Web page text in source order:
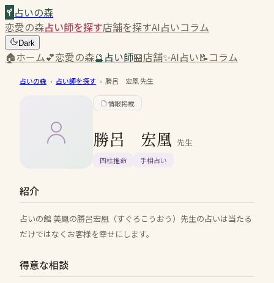
占いの森
恋愛の森占い師を探す店舗を探すAI占いコラム
Dark
🏠ホーム💕恋愛の森🔮占い師🏪店舗✨AI占い📝コラム
占いの森 › 占い師を探す › 勝呂 宏凰先生
情報掲載
勝呂 宏凰 先生
四柱推命 手相占い
紹介
占いの館 美鳳の勝呂宏凰（すぐろこうおう）先生の占いは当たる
だけではなくお客様を幸せにします。
得意な相談